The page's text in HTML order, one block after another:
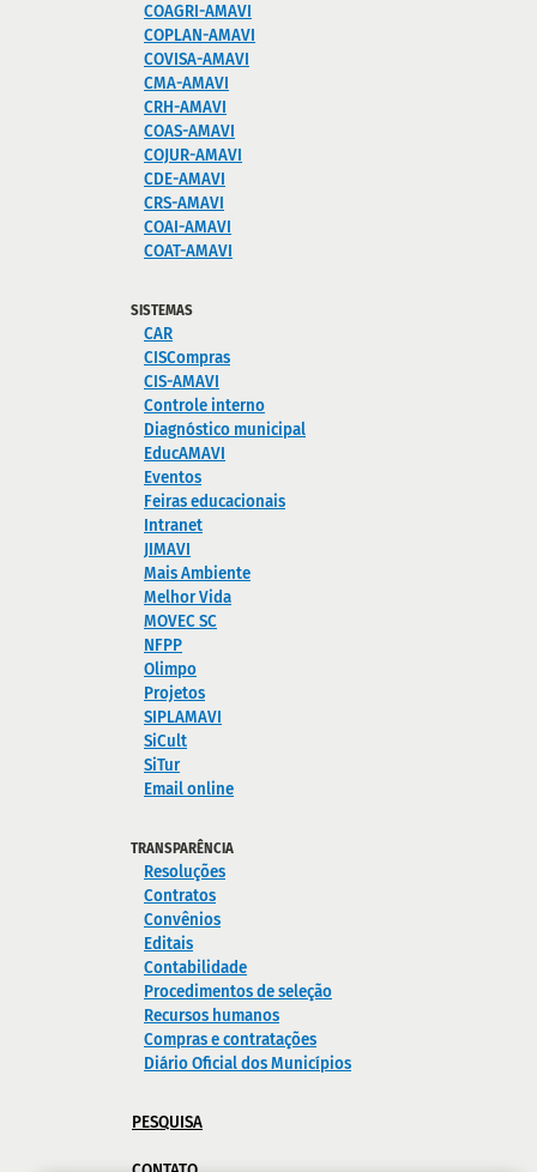
COAGRI-AMAVI
COPLAN-AMAVI
COVISA-AMAVI
CMA-AMAVI
CRH-AMAVI
COAS-AMAVI
COJUR-AMAVI
CDE-AMAVI
CRS-AMAVI
COAI-AMAVI
COAT-AMAVI
SISTEMAS
CAR
CISCompras
CIS-AMAVI
Controle interno
Diagnóstico municipal
EducAMAVI
Eventos
Feiras educacionais
Intranet
JIMAVI
Mais Ambiente
Melhor Vida
MOVEC SC
NFPP
Olimpo
Projetos
SIPLAMAVI
SiCult
SiTur
Email online
TRANSPARÊNCIA
Resoluções
Contratos
Convênios
Editais
Contabilidade
Procedimentos de seleção
Recursos humanos
Compras e contratações
Diário Oficial dos Municípios
PESQUISA